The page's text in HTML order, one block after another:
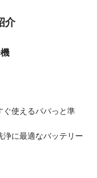
介
ぐ使えるパパっと準
浄に最適なバッテリー